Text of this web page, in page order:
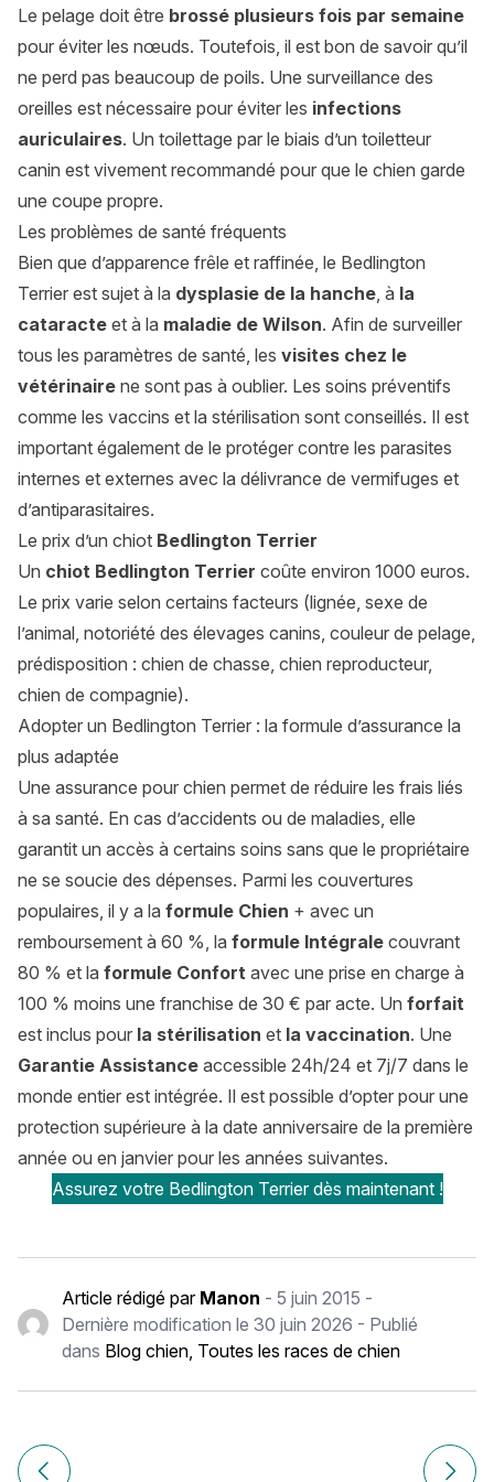
Le pelage doit être brossé plusieurs fois par semaine
pour éviter les nœuds. Toutefois, il est bon de savoir qu’il
ne perd pas beaucoup de poils. Une surveillance des
oreilles est nécessaire pour éviter les infections
auriculaires. Un toilettage par le biais d’un toiletteur
canin est vivement recommandé pour que le chien garde
une coupe propre.
Les problèmes de santé fréquents
Bien que d’apparence frêle et raffinée, le Bedlington
Terrier est sujet à la dysplasie de la hanche, à la
cataracte et à la maladie de Wilson. Afin de surveiller
tous les paramètres de santé, les visites chez le
vétérinaire ne sont pas à oublier. Les soins préventifs
comme les vaccins et la stérilisation sont conseillés. Il est
important également de le protéger contre les parasites
internes et externes avec la délivrance de vermifuges et
d’antiparasitaires.
Le prix d’un chiot Bedlington Terrier
Un chiot Bedlington Terrier coûte environ 1000 euros.
Le prix varie selon certains facteurs (lignée, sexe de
l’animal, notoriété des élevages canins, couleur de pelage,
prédisposition : chien de chasse, chien reproducteur,
chien de compagnie).
Adopter un Bedlington Terrier : la formule d’assurance la
plus adaptée
Une assurance pour chien permet de réduire les frais liés
à sa santé. En cas d’accidents ou de maladies, elle
garantit un accès à certains soins sans que le propriétaire
ne se soucie des dépenses. Parmi les couvertures
populaires, il y a la formule Chien + avec un
remboursement à 60 %, la formule Intégrale couvrant
80 % et la formule Confort avec une prise en charge à
100 % moins une franchise de 30 € par acte. Un forfait
est inclus pour la stérilisation et la vaccination. Une
Garantie Assistance accessible 24h/24 et 7j/7 dans le
monde entier est intégrée. Il est possible d’opter pour une
protection supérieure à la date anniversaire de la première
année ou en janvier pour les années suivantes.
Assurez votre Bedlington Terrier dès maintenant !
Article rédigé par Manon -5 juin 2015 -
Dernière modification le30 juin 2026 - Publié
dans Blog chien, Toutes les races de chien
Navigation